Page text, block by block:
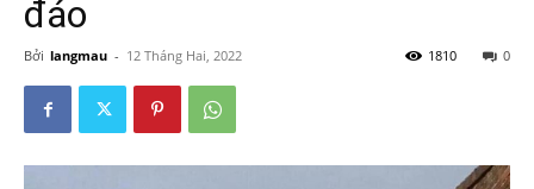
đáo
Bởi langmau - 12 Tháng Hai, 2022 0
1810